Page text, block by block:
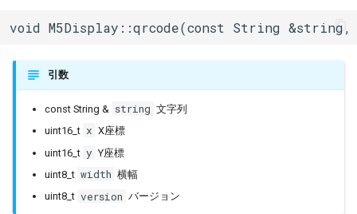
データ送信 writedata()
コマンド複数送信
commandList()
コマンド受信(8bit)
readcommand8()
readcommand16()
esptool::ESP8266StubLoader
esptool::ESPBOOTLOADER
esptool::ESPLoader
esptool::FatalError
void M5Display::qrcode(const String
引数
const String & string 文字列
uint16_t x X座標
uint16_t y Y座標
uint8_t width 横幅
uint8_t version バージョン